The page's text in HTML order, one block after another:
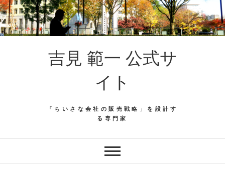
吉見 範一 公式サ
イト
「ちいさな会社の販売戦略」を設計す
る専門家